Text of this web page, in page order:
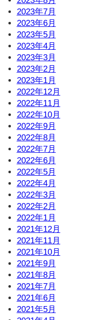
2023年7月
2023年6月
2023年5月
2023年4月
2023年3月
2023年2月
2023年1月
2022年12月
2022年11月
2022年10月
2022年9月
2022年8月
2022年7月
2022年6月
2022年5月
2022年4月
2022年3月
2022年2月
2022年1月
2021年12月
2021年11月
2021年10月
2021年9月
2021年8月
2021年7月
2021年6月
2021年5月